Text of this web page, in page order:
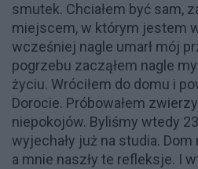
smutek. Chciałem być sam,
miejscem, w którym jestem
wcześniej nagle umarł mój
pogrzebu zacząłem nagle
życiu. Wróciłem do domu i
Dorocie. Próbowałem
niepokojów. Byliśmy wtedy
wyjechały już na studia. Dom
a mnie naszły te refleksje. I